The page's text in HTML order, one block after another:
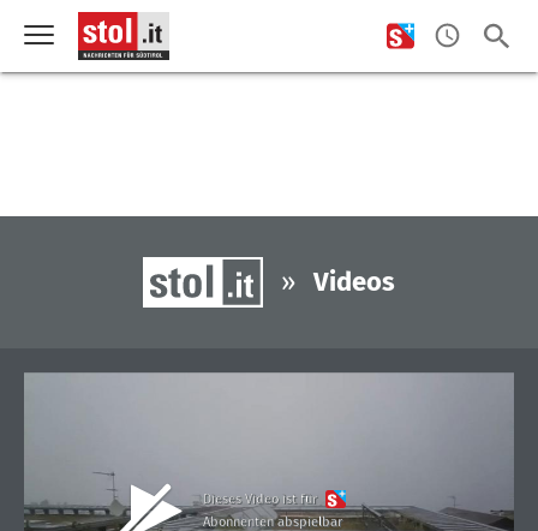
» Videos
Dieses Video ist für
Abonnenten abspielbar